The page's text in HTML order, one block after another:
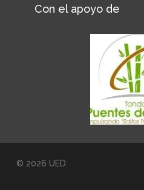
Con el apoyo de
© 2026 UED.